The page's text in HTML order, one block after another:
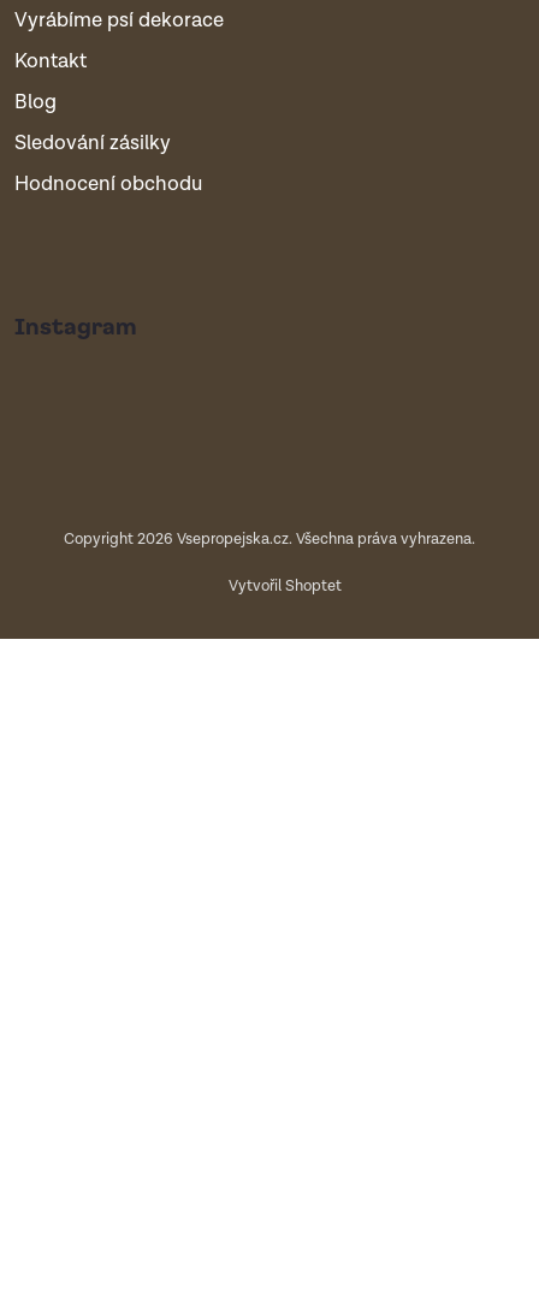
Vyrábíme psí dekorace
Kontakt
Blog
Sledování zásilky
Hodnocení obchodu
Instagram
Vytvořil Shoptet
Copyright 2026 Vsepropejska.cz. Všechna práva vyhrazena.